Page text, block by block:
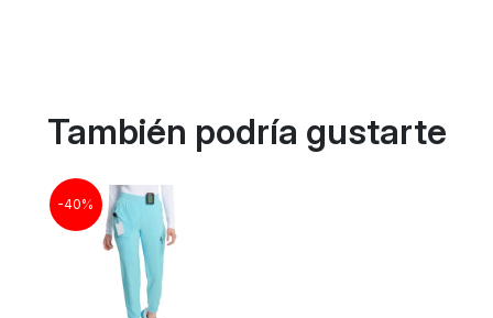
También podría gustarte
-40%